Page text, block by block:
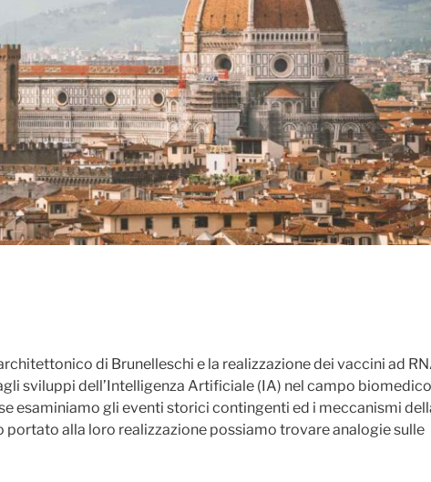
di Brunelleschi e la realizzazione dei vaccini ad
sviluppi dell’Intelligenza Artificiale (IA) nel campo biomedico
esaminiamo gli eventi storici contingenti ed i meccanismi
portato alla loro realizzazione possiamo trovare analogie sulle